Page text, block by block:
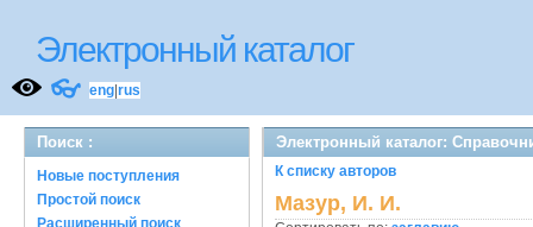
Электронный каталог
👓 eng rus
Поиск :
Новые поступления
Простой поиск
Расширенный поиск
Электронный каталог:
К списку авторов
Мазур, И. И.